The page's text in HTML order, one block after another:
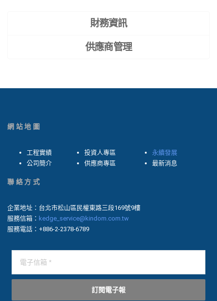
財務資訊
供應商管理
網站地圖
工程實績
公司簡介
投資人專區
供應商專區
永續發展
最新消息
聯絡方式
企業地址：台北市松山區民權東路三段169號9樓
服務信箱： kedge_service@kindom.com.tw
服務電話：+886-2-2378-6789
訂閱電子報